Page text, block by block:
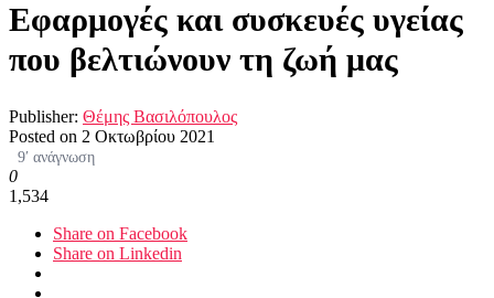
Εφαρμογές και συσκευές υγείας
που βελτιώνουν τη ζωή μας
Publisher: Θέμης Βασιλόπουλος
Posted on 2 Οκτωβρίου 2021
9′ ανάγνωση
0
1,534
Share on Facebook
Share on Linkedin